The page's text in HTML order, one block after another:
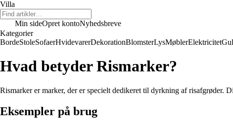
Villa
Min sideOpret kontoNyhedsbreve
Kategorier
BordeStoleSofaerHvidevarerDekorationBlomsterLysMøblerElektricitet
Hvad betyder Rismarker?
Rismarker er marker, der er specielt dedikeret til dyrkning af risafgrøder.
Eksempler på brug